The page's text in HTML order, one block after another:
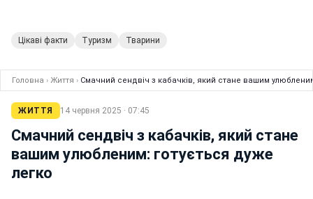
Цікаві факти Туризм Тварини
Головна › Життя › Смачний сендвіч з кабачків, який стане вашим
ЖИТТЯ 14 червня 2025 · 07:45
Смачний сендвіч з кабачків, який стане
вашим улюбленим: готується дуже
легко